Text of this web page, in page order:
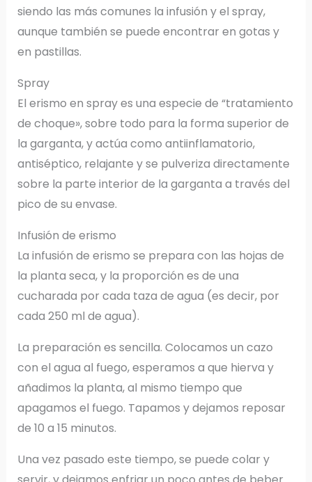
siendo las más comunes la infusión y el spray,
aunque también se puede encontrar en gotas y
en pastillas.
Spray
El erismo en spray es una especie de “tratamiento
de choque», sobre todo para la forma superior de
la garganta, y actúa como antiinflamatorio,
antiséptico, relajante y se pulveriza directamente
sobre la parte interior de la garganta a través del
pico de su envase.
Infusión de erismo
La infusión de erismo se prepara con las hojas de
la planta seca, y la proporción es de una
cucharada por cada taza de agua (es decir, por
cada 250 ml de agua).
La preparación es sencilla. Colocamos un cazo
con el agua al fuego, esperamos a que hierva y
añadimos la planta, al mismo tiempo que
apagamos el fuego. Tapamos y dejamos reposar
de 10 a 15 minutos.
Una vez pasado este tiempo, se puede colar y